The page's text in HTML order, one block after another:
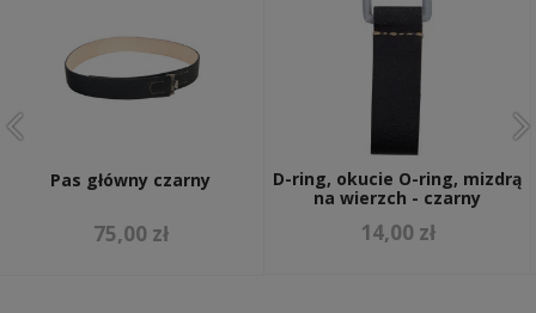
Pas główny czarny
75,00 zł
D-ring, okucie O-ring, mizdrą
na wierzch - czarny
14,00 zł